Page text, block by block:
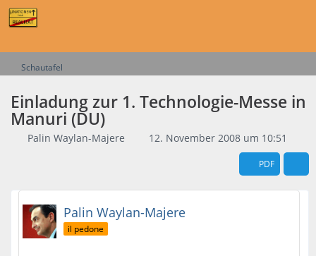
Schautafel
Einladung zur 1. Technologie-Messe in
Manuri (DU)
Palin Waylan-Majere 12. November 2008 um 10:51
PDF
Palin Waylan-Majere
il pedone